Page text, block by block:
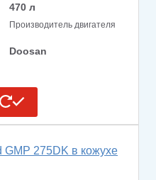
470 л
Производитель двигателя
Doosan